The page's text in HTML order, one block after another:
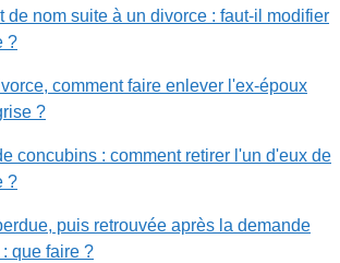
de nom suite à un divorce : faut-il modifier
?
comment faire enlever l'ex-époux
?
concubins : comment retirer l'un d'eux de
?
puis retrouvée après la demande
que faire ?